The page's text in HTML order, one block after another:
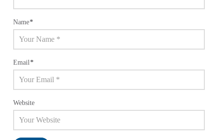
Name*
Email*
Website